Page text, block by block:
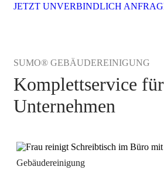
JETZT UNVERBINDLICH
SUMO® GEBÄUDEREINIGUNG
Komplettservice
Unternehmen
Gebäudereinigung